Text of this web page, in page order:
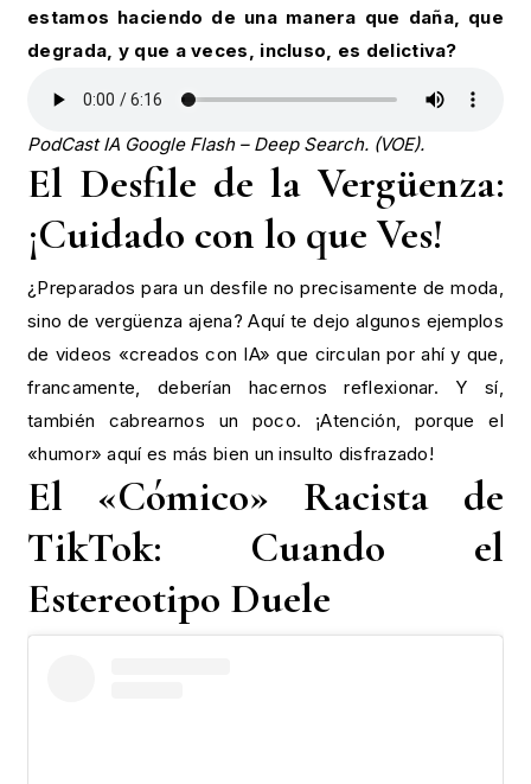
estamos haciendo de una manera que daña, que
degrada, y que a veces, incluso, es delictiva?
PodCast IA Google Flash – Deep Search. (VOE).
El Desfile de la Vergüenza:
¡Cuidado con lo que Ves!
¿Preparados para un desfile no precisamente de moda,
sino de vergüenza ajena? Aquí te dejo algunos ejemplos
de videos «creados con IA» que circulan por ahí y que,
francamente, deberían hacernos reflexionar. Y sí,
también cabrearnos un poco. ¡Atención, porque el
«humor» aquí es más bien un insulto disfrazado!
El «Cómico» Racista de
TikTok: Cuando el
Estereotipo Duele